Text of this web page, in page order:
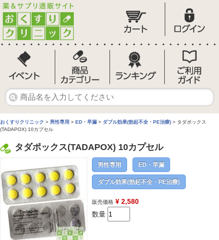
おくすりクリニック > 男性専用 > ED・早漏 > ダブル効果(勃起不全・PE治療) > タダポックス
(TADAPOX) 10カプセル
タダポックス(TADAPOX) 10カプセル
男性専用 ED・早漏
ダブル効果(勃起不全・PE治療)
販売価格 ¥ 2,580
数量